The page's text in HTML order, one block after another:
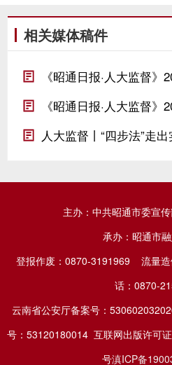
相关媒体稿件
《昭通日报·人大监督》
《昭通日报·人大监督》
人大监督丨“四步法”走
主办：中共昭通市委宣
承办：昭通市
登报作废：0870-3191969 流量造
话：0870-
云南省公安厅备案号：
号：53120180014 互联网出版许可
号滇ICP备